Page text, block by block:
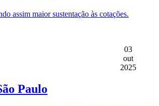
assim maior sustentação às cotações.
03
out
2025
Paulo